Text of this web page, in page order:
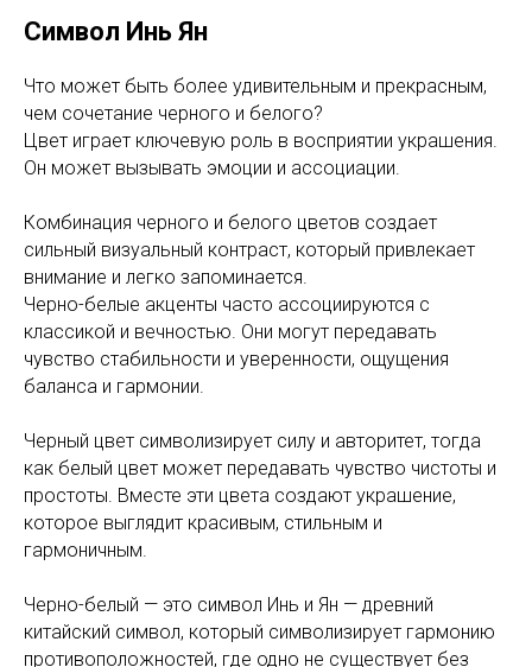
Символ Инь Ян
Что может быть более удивительным и прекрасным,
чем сочетание черного и белого?
Цвет играет ключевую роль в восприятии украшения.
Он может вызывать эмоции и ассоциации.
Комбинация черного и белого цветов создает
сильный визуальный контраст, который привлекает
внимание и легко запоминается.
Черно-белые акценты часто ассоциируются с
классикой и вечностью. Они могут передавать
чувство стабильности и уверенности, ощущения
баланса и гармонии.
Черный цвет символизирует силу и авторитет, тогда
как белый цвет может передавать чувство чистоты и
простоты. Вместе эти цвета создают украшение,
которое выглядит красивым, стильным и
гармоничным.
Черно-белый — это символ Инь и Ян — древний
китайский символ, который символизирует гармонию
противоположностей, где одно не существует без